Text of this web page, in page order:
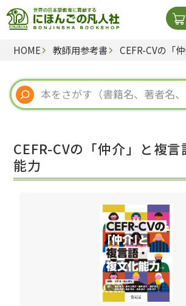
日本語
視聴覚
教師用
HOME 教師用参考書 CEFR-CVの「
CEFR-CVの「仲介」と複
能力